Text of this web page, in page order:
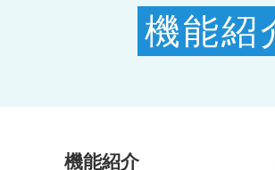
機能紹
機能紹介